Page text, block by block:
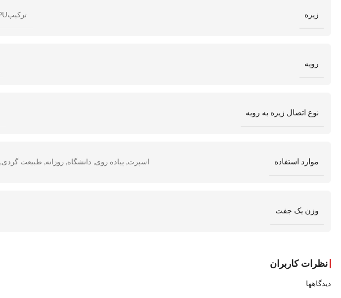
زیره ترکیبPU و لاستیک درجه یک وارداتی
رویه
نوع اتصال زیره به رویه
موارد استفاده اسپرت, پیاده روی, دانشگاه, روزانه, طبیعت گردی,
وزن یک جفت
نظرات کاربران
دیدگاهها